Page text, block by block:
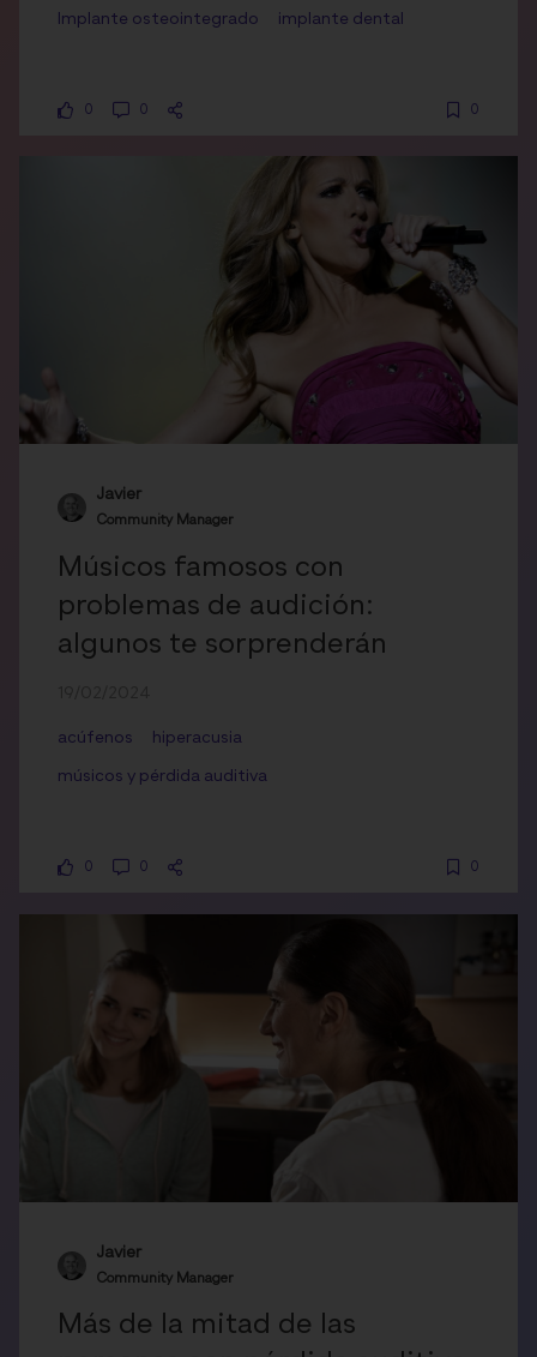
Implante osteointegrado implante dental
0 0 0
Javier
Community Manager
Músicos famosos con
problemas de audición:
algunos te sorprenderán
acúfenos hiperacusia
músicos y pérdida auditiva
0 0 0
Javier
Community Manager
Más de la mitad de las